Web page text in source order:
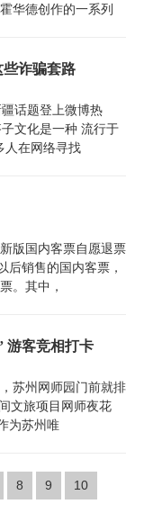
华德创作的一系列
些诈骗套路
话题登上微博热
文化是一种 流行于
人在网络寻找
版国内客票自愿退票
后销售的国内客票，
。其中，
游客竞相打卡
苏州网师园门前就排
文旅项目网师夜花
为苏州唯
8 9 10